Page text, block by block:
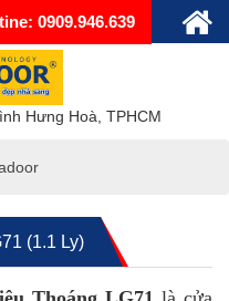
0909.946.639
Hưng Hoà, TPHCM
(1.1 Ly)